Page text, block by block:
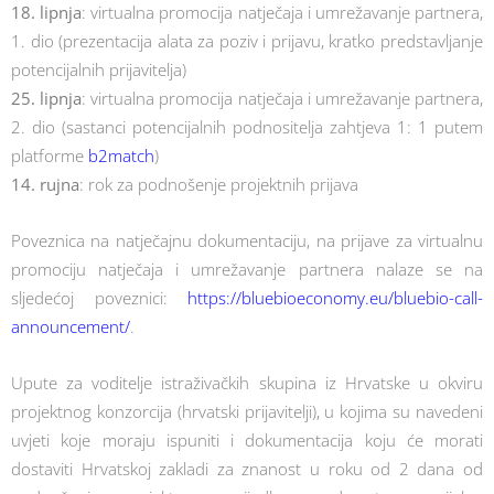
18. lipnja: virtualna promocija natječaja i umrežavanje partnera,
1. dio (prezentacija alata za poziv i prijavu, kratko predstavljanje
potencijalnih prijavitelja)
25. lipnja: virtualna promocija natječaja i umrežavanje partnera,
2. dio (sastanci potencijalnih podnositelja zahtjeva 1: 1 putem
platforme b2match)
14. rujna: rok za podnošenje projektnih prijava
Poveznica na natječajnu dokumentaciju, na prijave za virtualnu
promociju natječaja i umrežavanje partnera nalaze se na
sljedećoj poveznici: https://bluebioeconomy.eu/bluebio-call-
announcement/.
Upute za voditelje istraživačkih skupina iz Hrvatske u okviru
projektnog konzorcija (hrvatski prijavitelji), u kojima su navedeni
uvjeti koje moraju ispuniti i dokumentacija koju će morati
dostaviti Hrvatskoj zakladi za znanost u roku od 2 dana od